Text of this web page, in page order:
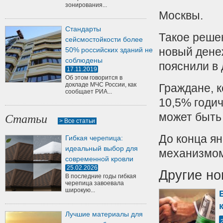
зонирования...
Стандарты
сейсмостойкости более
50% российских зданий не
соблюдены
17.11.2019
Об этом говорится в
докладе МЧС России, как
сообщает РИА...
Статьи > Все статьи
Гибкая черепица:
идеальный выбор для
современной кровли
25.02.2026
В последние годы гибкая
черепица завоевала
широкую...
Лучшие материалы для
Москвы.
Такое
новый
пояснили в
Граждане,
10,5%
может
До конца
Другие